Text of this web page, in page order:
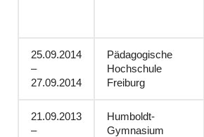
25.09.2014
–
27.09.2014
Pädagogische
Hochschule
Freiburg
21.09.2013
–
Humboldt-
Gymnasium